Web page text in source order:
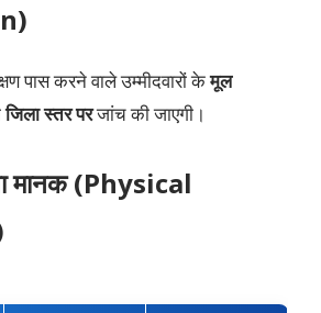
पास करने वाले उम्मीदवारों केमूल
जिला स्तर परजांच की जाएगी।
मानक (Physical